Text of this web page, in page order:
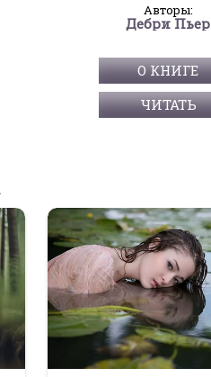
Авторы:
Дебри Пьер
О КНИГЕ
ЧИТАТЬ